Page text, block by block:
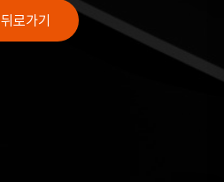
뒤로가기